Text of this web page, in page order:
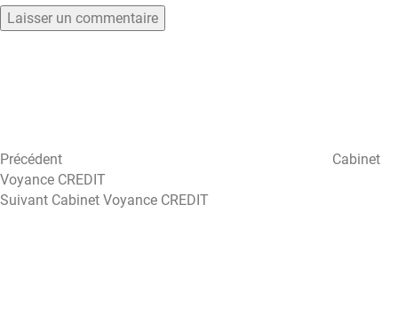
Précédent
Cabinet
Voyance CREDIT
Article
Suivant Cabinet Voyance CREDIT